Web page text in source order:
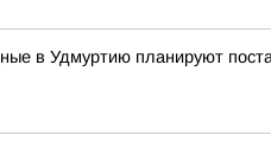
в Удмуртию планируют